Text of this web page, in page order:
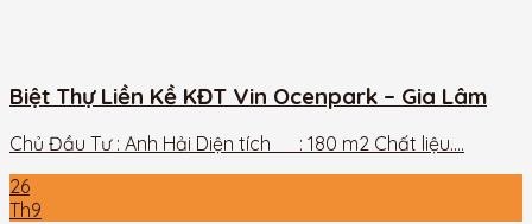
Biệt Thự Liền Kề KĐT Vin Ocenpark – Gia Lâm
Chủ Đầu Tư : Anh Hải Diện tích : 180 m2 Chất liệu....
26
Th9